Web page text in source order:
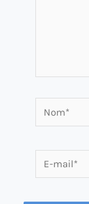
Nom*
mail*